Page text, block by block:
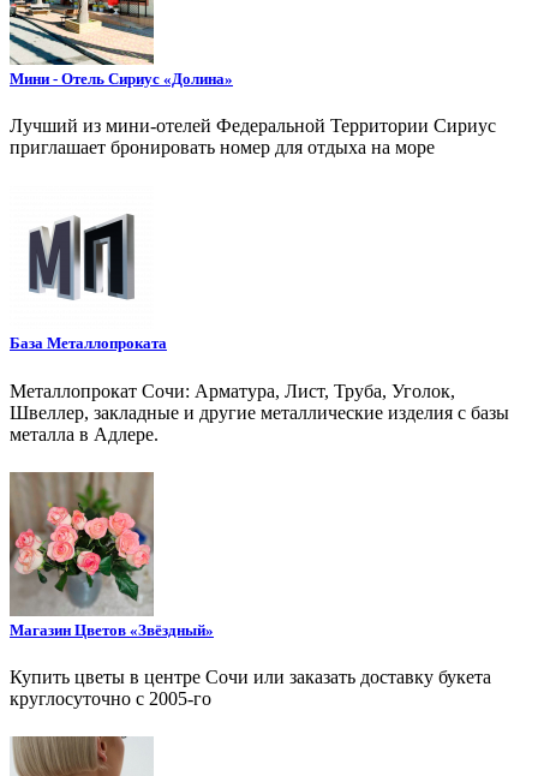
Мини - Отель Сириус «Долина»
Лучший из мини-отелей Федеральной Территории Сириус
приглашает бронировать номер для отдыха на море
База Металлопроката
Металлопрокат Сочи: Арматура, Лист, Труба, Уголок,
Швеллер, закладные и другие металлические изделия с базы
металла в Адлере.
Магазин Цветов «Звёздный»
Купить цветы в центре Сочи или заказать доставку букета
круглосуточно с 2005-го